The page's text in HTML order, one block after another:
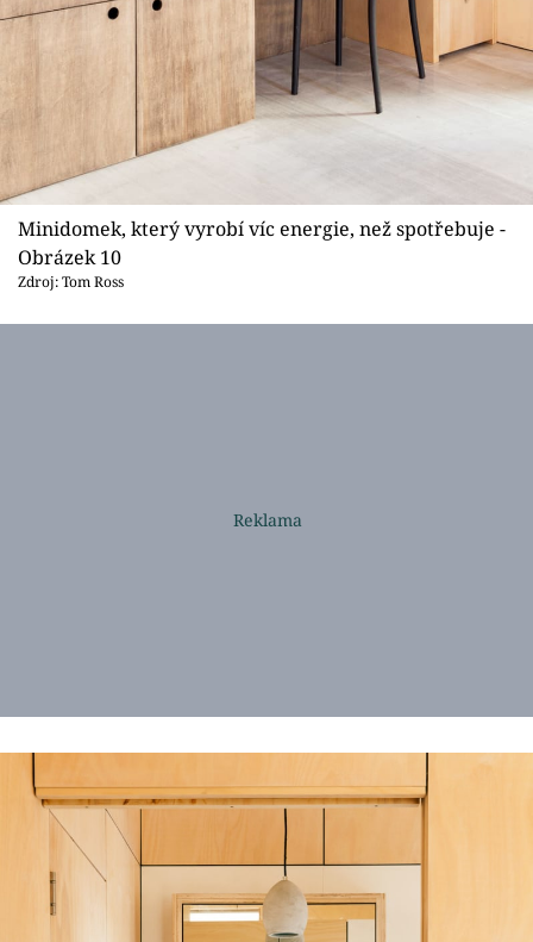
Minidomek, který vyrobí víc energie, než spotřebuje -
Obrázek 10
Zdroj: Tom Ross